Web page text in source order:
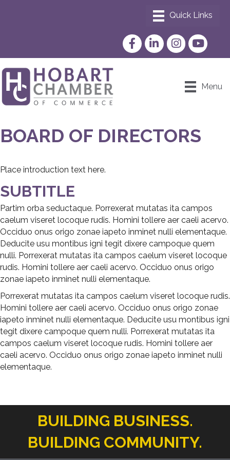
FacebookLinkedInInstagram
YouTube
Menu
BOARD OF DIRECTORS
Place introduction text here.
SUBTITLE
Partim orba seductaque. Porrexerat mutatas ita campos
caelum viseret locoque rudis. Homini tollere aer caeli acervo.
Occiduo onus origo zonae iapeto inminet nulli elementaque.
Deducite usu montibus igni tegit dixere campoque quem
nulli. Porrexerat mutatas ita campos caelum viseret locoque
rudis. Homini tollere aer caeli acervo. Occiduo onus origo
zonae iapeto inminet nulli elementaque.
Porrexerat mutatas ita campos caelum viseret locoque rudis.
Homini tollere aer caeli acervo. Occiduo onus origo zonae
iapeto inminet nulli elementaque. Deducite usu montibus igni
tegit dixere campoque quem nulli. Porrexerat mutatas ita
campos caelum viseret locoque rudis. Homini tollere aer
caeli acervo. Occiduo onus origo zonae iapeto inminet nulli
elementaque.
BUILDING BUSINESS.
BUILDING COMMUNITY.